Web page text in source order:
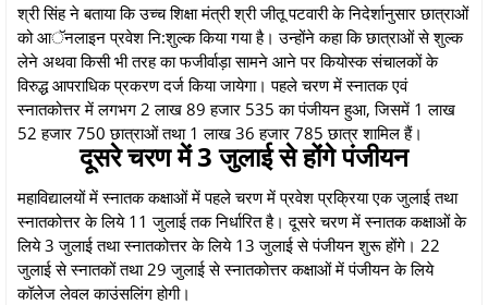
श्री सिंह ने बताया कि उच्च शिक्षा मंत्री श्री जीतू पटवारी के निदेर्शानुसार छात्राओं
को आॅनलाइन प्रवेश नि:शुल्क किया गया है। उन्होंने कहा कि छात्राओं से शुल्क
लेने अथवा किसी भी तरह का फजीर्वाड़ा सामने आने पर कियोस्क संचालकों के
विरुद्ध आपराधिक प्रकरण दर्ज किया जायेगा। पहले चरण में स्नातक एवं
स्नातकोत्तर में लगभग 2 लाख 89 हजार 535 का पंजीयन हुआ, जिसमें 1 लाख
52 हजार 750 छात्राओं तथा 1 लाख 36 हजार 785 छात्र शामिल हैं।
दूसरे चरण में 3 जुलाई से होंगे पंजीयन
महाविद्यालयों में स्नातक कक्षाओं में पहले चरण में प्रवेश प्रक्रिया एक जुलाई तथा
स्नातकोत्तर के लिये 11 जुलाई तक निर्धारित है। दूसरे चरण में स्नातक कक्षाओं के
लिये 3 जुलाई तथा स्नातकोत्तर के लिये 13 जुलाई से पंजीयन शुरू होंगे। 22
जुलाई से स्नातकों तथा 29 जुलाई से स्नातकोत्तर कक्षाओं में पंजीयन के लिये
कॉलेज लेवल काउंसलिंग होगी।